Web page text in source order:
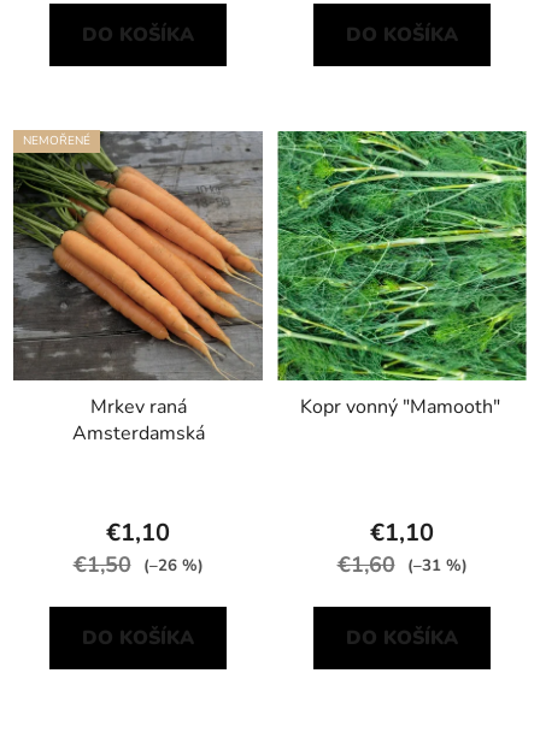
DO KOŠÍKA DO KOŠÍKA
NEMOŘENÉ
Mrkev raná
Amsterdamská
€1,10
€1,50 (–26 %)
DO KOŠÍKA
Kopr vonný "Mamooth"
€1,10
€1,60 (–31 %)
DO KOŠÍKA